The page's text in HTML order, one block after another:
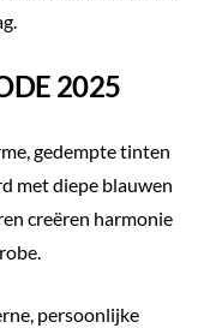
2025
gedempte tinten
met diepe blauwen
creëren harmonie
persoonlijke